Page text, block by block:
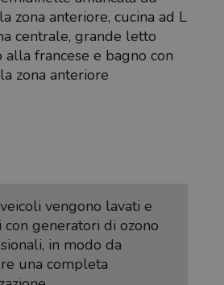
zona anteriore, cucina ad L
centrale, grande letto
francese e bagno con
zona anteriore
vengono lavati e
generatori di ozono
in modo da
una completa